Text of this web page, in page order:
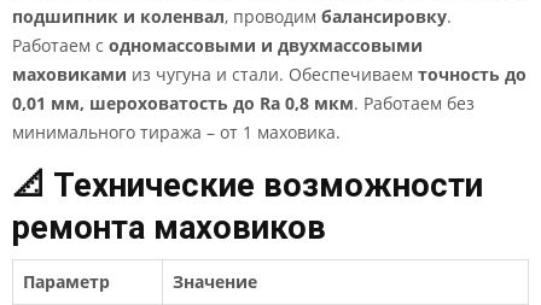
подшипник и коленвал, проводим балансировку.
Работаем с одномассовыми и двухмассовыми
маховиками из чугуна и стали. Обеспечиваем точность до
0,01 мм, шероховатость до Ra 0,8 мкм. Работаем без
минимального тиража – от 1 маховика.
📐 Технические возможности
ремонта маховиков
Параметр
Значение